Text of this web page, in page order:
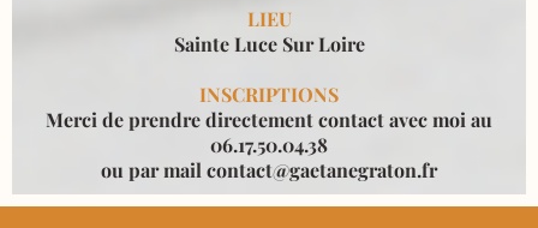
LIEU
Sainte Luce Sur Loire
INSCRIPTIONS
Merci de prendre directement contact avec moi au
06.17.50.04.38
ou par mail contact@gaetanegraton.fr